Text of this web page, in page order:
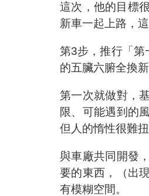
這次，他的目標
新車一起上路，
第3步，推行「第
的五臟六腑全換新
第一次就做對，
限、可能遇到的
但人的惰性很難扭
與車廠共同開發
要的東西，（出
有模糊空間。